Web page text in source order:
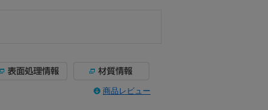
商品レビュー